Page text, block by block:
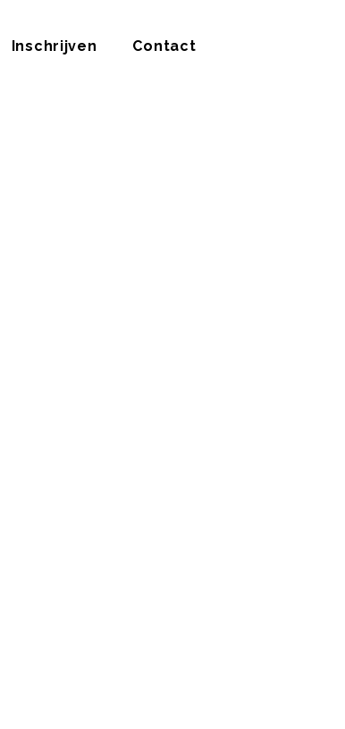
Inschrijven Contact